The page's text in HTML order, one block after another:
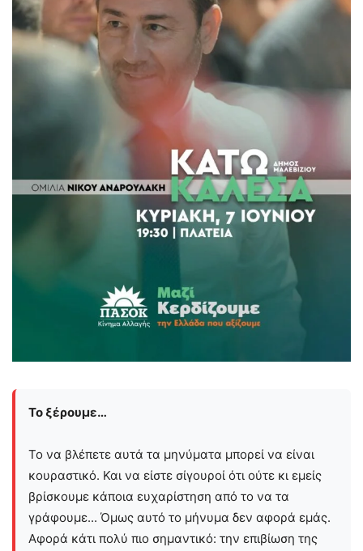
Το ξέρουμε…
Το να βλέπετε αυτά τα μηνύματα μπορεί να είναι
κουραστικό. Και να είστε σίγουροί ότι ούτε κι εμείς
βρίσκουμε κάποια ευχαρίστηση από το να τα
γράφουμε... Όμως αυτό το μήνυμα δεν αφορά εμάς.
Αφορά κάτι πολύ πιο σημαντικό: την επιβίωση της